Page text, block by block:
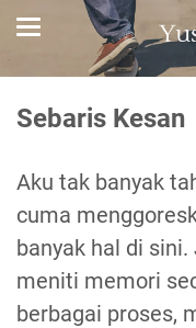
Sebaris Kesan
Aku tak banyak
cuma
banyak hal di
meniti memori
berbagai proses,